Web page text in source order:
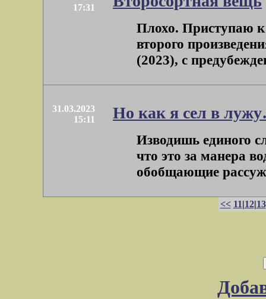
17:31
Плохо. Приступаю к
второго
(2023), с
31.03.2023
15:11
Но как я сел в
Изводишь единого
что это за манера
обобщающие
<< 11|12|13